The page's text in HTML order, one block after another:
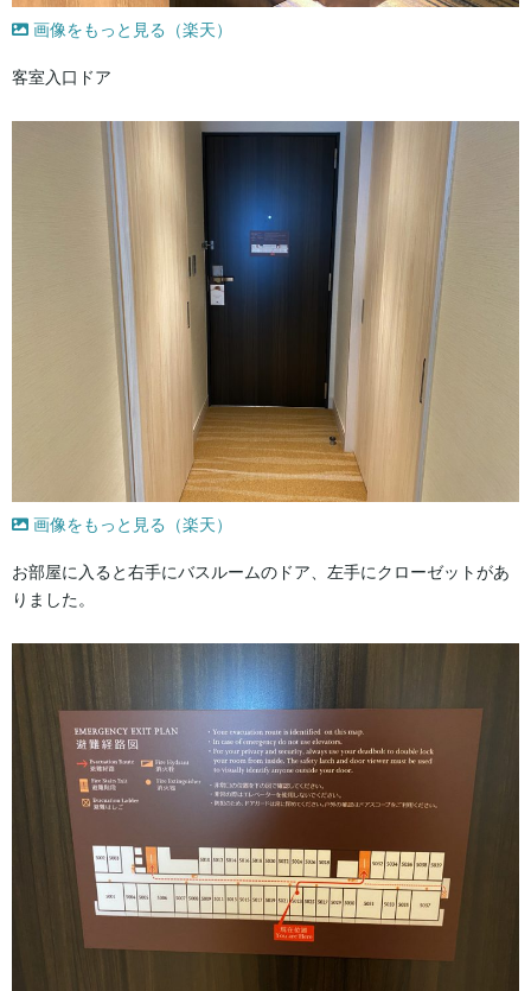
画像をもっと見る（楽天）
客室入口ドア
画像をもっと見る（楽天）
お部屋に入ると右手にバスルームのドア、左手にクローゼットがあ
りました。